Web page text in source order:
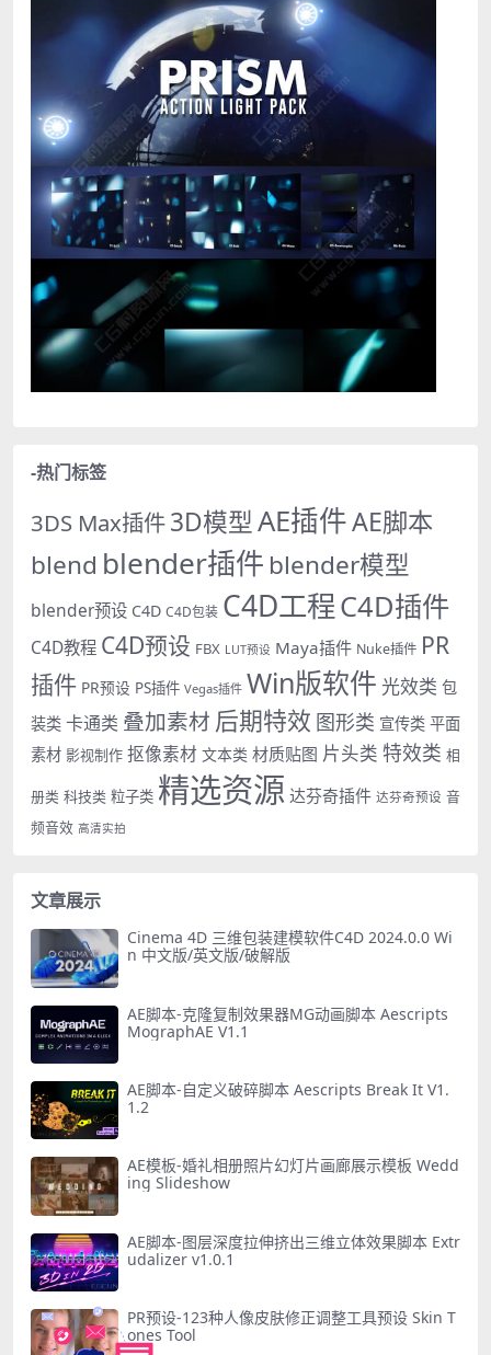
-热门标签
3DS Max插件3D模型AE插件AE脚本
blend blender插件 blender模型
blender预设 C4D C4D包装 C4D工程C4D插件
C4D教程 C4D预设 FBX LUT预设 Maya插件 Nuke插件 PR
插件 PR预设 PS插件 Vegas插件 Win版软件 光效类 包
装类 卡通类 叠加素材 后期特效 图形类 宣传类 平面
素材 影视制作 抠像素材 文本类 材质贴图 片头类 特效类 相
册类 科技类 粒子类 精选资源 达芬奇插件 达芬奇预设 音
频音效 高清实拍
文章展示
Cinema 4D 三维包装建模软件C4D 2024.0.0 Wi
n 中文版/英文版/破解版
AE脚本-克隆复制效果器MG动画脚本 Aescripts
MographAE V1.1
AE脚本-自定义破碎脚本 Aescripts Break It V1.
1.2
AE模板-婚礼相册照片幻灯片画廊展示模板 Wedd
ing Slideshow
AE脚本-图层深度拉伸挤出三维立体效果脚本 Extr
udalizer v1.0.1
PR预设-123种人像皮肤修正调整工具预设 Skin T
ones Tool